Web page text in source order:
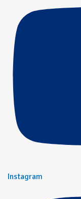
Instagram